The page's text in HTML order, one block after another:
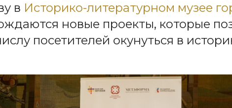
в Историко-литературном музее
новые проекты, которые
посетителей окунуться в